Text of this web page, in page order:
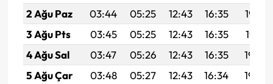
2 Ağu Paz
03:44 05:25 12:43 16:35
19:52
3 Ağu Pts
03:45 05:25 12:43 16:35
19:51
4 Ağu Sal
03:47 05:26 12:43 16:35
19:50
5 Ağu Çar
03:48 05:27 12:43 16:34 19:49